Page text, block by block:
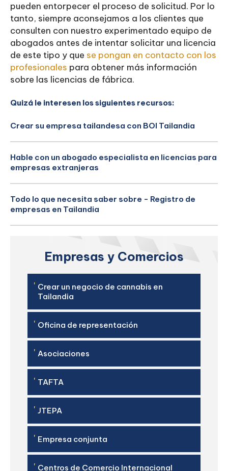
pueden entorpecer el proceso de solicitud. Por lo
tanto, siempre aconsejamos a los clientes que
consulten con nuestro experimentado equipo de
abogados antes de intentar solicitar una licencia
de este tipo y que se pongan en contacto con los
profesionales para obtener más información
sobre las licencias de fábrica.
Quizá le interesen los siguientes recursos:
Crear su empresa tailandesa con BOI Tailandia
Hable con un abogado especialista en licencias para
empresas extranjeras
Todo lo que necesita saber sobre - Registro de
empresas en Tailandia
Empresas y Comercios
' Crear un negocio de cannabis en
Tailandia
' Oficina de representación
' Asociaciones
' TAFTA
' JTEPA
' Empresa conjunta
' Centros de Comercio Internacional